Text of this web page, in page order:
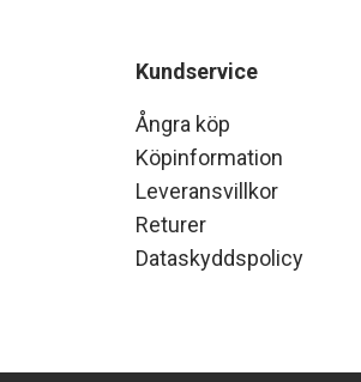
Kundservice
Ångra köp
Köpinformation
Leveransvillkor
Returer
Dataskyddspolicy